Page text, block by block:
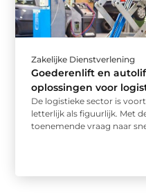
Zakelijke Dienstverlening
Goederenlift en
oplossingen voor
De logistieke sector is
letterlijk als figuurlijk. Met
toenemende vraag naar